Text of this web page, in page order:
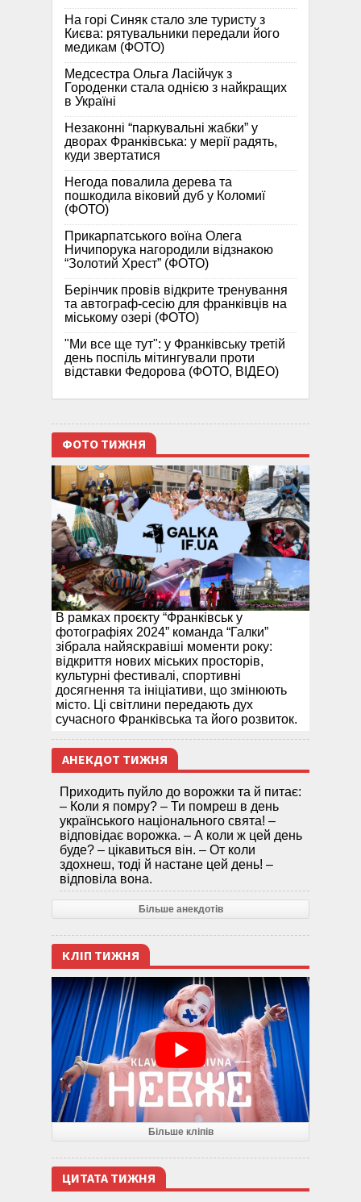
На горі Синяк стало зле туристу з
Києва: рятувальники передали його
медикам (ФОТО)
Медсестра Ольга Ласійчук з
Городенки стала однією з найкращих
в Україні
Незаконні “паркувальні жабки” у
дворах Франківська: у мерії радять,
куди звертатися
Негода повалила дерева та
пошкодила віковий дуб у Коломиї
(ФОТО)
Прикарпатського воїна Олега
Ничипорука нагородили відзнакою
“Золотий Хрест” (ФОТО)
Берінчик провів відкрите тренування
та автограф-сесію для франківців на
міському озері (ФОТО)
"Ми все ще тут": у Франківську третій
день поспіль мітингували проти
відставки Федорова (ФОТО, ВІДЕО)
ФОТО ТИЖНЯ
В рамках проєкту “Франківськ у
фотографіях 2024” команда “Галки”
зібрала найяскравіші моменти року:
відкриття нових міських просторів,
культурні фестивалі, спортивні
досягнення та ініціативи, що змінюють
місто. Ці світлини передають дух
сучасного Франківська та його розвиток.
АНЕКДОТ ТИЖНЯ
Приходить пуйло до ворожки та й питає:
– Коли я помру? – Ти помреш в день
українського національного свята! –
відповідає ворожка. – А коли ж цей день
буде? – цікавиться він. – От коли
здохнеш, тоді й настане цей день! –
відповіла вона.
Більше анекдотів
КЛІП ТИЖНЯ
Більше кліпів
ЦИТАТА ТИЖНЯ